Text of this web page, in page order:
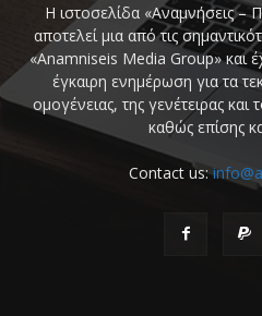
Η ιστοσελίδα «Αναμνήσεις –
αποτελεί μια από τις
«Anamniseis Media Group» και
έγκαιρη ενημέρωση για τα
ομογένειας, της γενέτειρας
καθώς επίσης
Contact us: